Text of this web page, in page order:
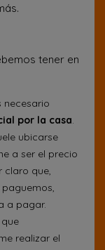
tener en
necesario
por la casa.
ubicarse
a ser el precio
claro que,
a pagar.
realizar el